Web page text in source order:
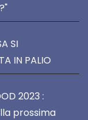
SI
IN PALIO
2023 :
prossima